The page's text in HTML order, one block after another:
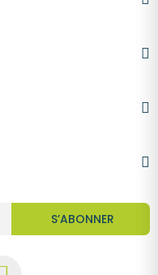
S’ABONNER